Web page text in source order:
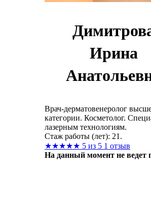
Ирина
Врач-дерматовенеролог
категории. Косметолог.
лазерным технологиям.
Стаж работы (лет): 21.
★★★★★ 5 из 5 1 отзыв
На данный момент не ведет